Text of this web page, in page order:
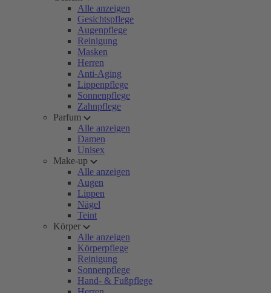
Alle anzeigen
Gesichtspflege
Augenpflege
Reinigung
Masken
Herren
Anti-Aging
Lippenpflege
Sonnenpflege
Zahnpflege
Parfum
Alle anzeigen
Damen
Unisex
Make-up
Alle anzeigen
Augen
Lippen
Nägel
Teint
Körper
Alle anzeigen
Körperpflege
Reinigung
Sonnenpflege
Hand- & Fußpflege